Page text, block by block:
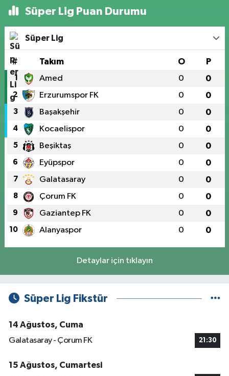
Süper Lig Puan Durumu
Süper Lig
# Takım O P
1 Amed 0 0
2 Erzurumspor FK 0 0
3 Başakşehir 0 0
4 Kocaelispor 0 0
5 Beşiktaş 0 0
6 Eyüpspor 0 0
7 Galatasaray 0 0
8 Çorum FK 0 0
9 Gaziantep FK 0 0
10 Alanyaspor 0 0
Detaylar için tıklayın
Süper Lig Fikstür
14 Ağustos, Cuma
Galatasaray - Çorum FK
21:30
15 Ağustos, Cumartesi